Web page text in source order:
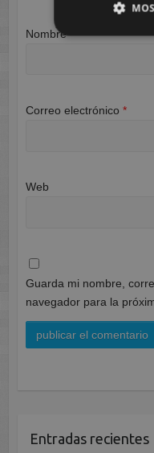
Nombre*
Correo electrónico *
Web
Guarda mi nombre,
navegador para la
Entradas recientes